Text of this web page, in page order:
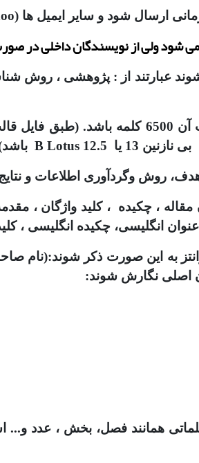
عبارتند از : پژوهشی ، روش
، چکیده ، کلید واژگان ،
انگلیسی، چکیده انگلیسی ،
به این صورت ذکر شوند:(نام
اصلی نگارش شوند:
همانند فصل، بخش ، عدد و...